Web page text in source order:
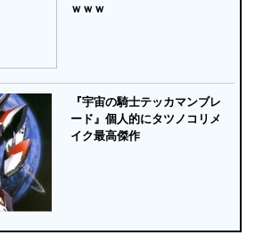
ｗｗｗ
『宇宙の騎士テッカマンブレ
ード』個人的にタツノコリメ
イク最高傑作